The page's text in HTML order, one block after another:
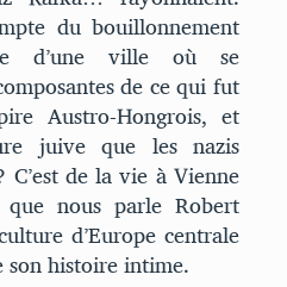
du bouillonnement
d’une ville où se
de ce qui fut
Austro-Hongrois, et
juive que les nazis
de la vie à Vienne
nous parle Robert
d’Europe centrale
son histoire intime.